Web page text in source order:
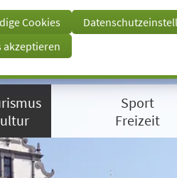
Cookies
akzeptieren
Sport
Freizeit